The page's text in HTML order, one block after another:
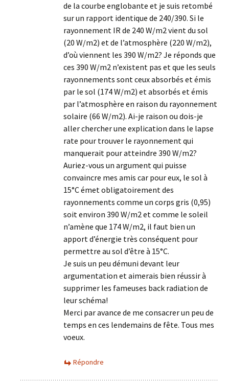
de la courbe englobante et je suis retombé
sur un rapport identique de 240/390. Si le
rayonnement IR de 240 W/m2 vient du sol
(20 W/m2) et de l’atmosphère (220 W/m2),
d’où viennent les 390 W/m2? Je réponds que
ces 390 W/m2 n’existent pas et que les seuls
rayonnements sont ceux absorbés et émis
par le sol (174 W/m2) et absorbés et émis
par l’atmosphère en raison du rayonnement
solaire (66 W/m2). Ai-je raison ou dois-je
aller chercher une explication dans le lapse
rate pour trouver le rayonnement qui
manquerait pour atteindre 390 W/m2?
Auriez-vous un argument qui puisse
convaincre mes amis car pour eux, le sol à
15°C émet obligatoirement des
rayonnements comme un corps gris (0,95)
soit environ 390 W/m2 et comme le soleil
n’amène que 174 W/m2, il faut bien un
apport d’énergie très conséquent pour
permettre au sol d’être à 15°C.
Je suis un peu démuni devant leur
argumentation et aimerais bien réussir à
supprimer les fameuses back radiation de
leur schéma!
Merci par avance de me consacrer un peu de
temps en ces lendemains de fête. Tous mes
voeux.
Répondre